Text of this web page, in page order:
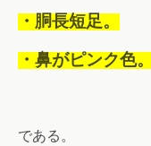
・胴長短足。
・鼻がピンク色。
である。